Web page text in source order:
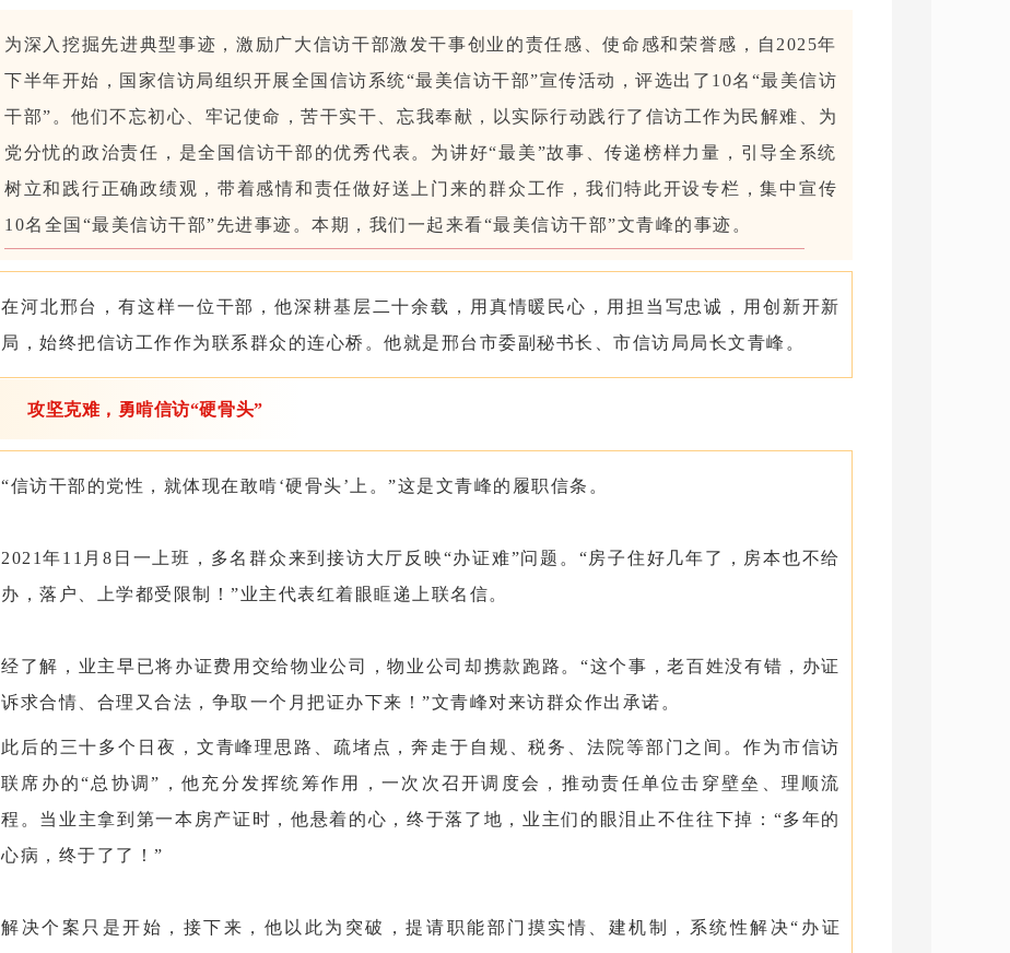
为深入挖掘先进典型事迹，激励广大信访干部激发干事创业的责任感、使命感和荣誉感，自2025年
下半年开始，国家信访局组织开展全国信访系统“最美信访干部”宣传活动，评选出了10名“最美信访
干部”。他们不忘初心、牢记使命，苦干实干、忘我奉献，以实际行动践行了信访工作为民解难、为
党分忧的政治责任，是全国信访干部的优秀代表。为讲好“最美”故事、传递榜样力量，引导全系统
树立和践行正确政绩观，带着感情和责任做好送上门来的群众工作，我们特此开设专栏，集中宣传
10名全国“最美信访干部”先进事迹。本期，我们一起来看“最美信访干部”文青峰的事迹。
在河北邢台，有这样一位干部，他深耕基层二十余载，用真情暖民心，用担当写忠诚，用创新开新
局，始终把信访工作作为联系群众的连心桥。他就是邢台市委副秘书长、市信访局局长文青峰。
攻坚克难，勇啃信访“硬骨头”
“信访干部的党性，就体现在敢啃‘硬骨头’上。”这是文青峰的履职信条。
2021年11月8日一上班，多名群众来到接访大厅反映“办证难”问题。“房子住好几年了，房本也不给
办，落户、上学都受限制！”业主代表红着眼眶递上联名信。
经了解，业主早已将办证费用交给物业公司，物业公司却携款跑路。“这个事，老百姓没有错，办证
诉求合情、合理又合法，争取一个月把证办下来！”文青峰对来访群众作出承诺。
此后的三十多个日夜，文青峰理思路、疏堵点，奔走于自规、税务、法院等部门之间。作为市信访
联席办的“总协调”，他充分发挥统筹作用，一次次召开调度会，推动责任单位击穿壁垒、理顺流
程。当业主拿到第一本房产证时，他悬着的心，终于落了地，业主们的眼泪止不住往下掉：“多年的
心病，终于了了！”
解决个案只是开始，接下来，他以此为突破，提请职能部门摸实情、建机制，系统性解决“办证